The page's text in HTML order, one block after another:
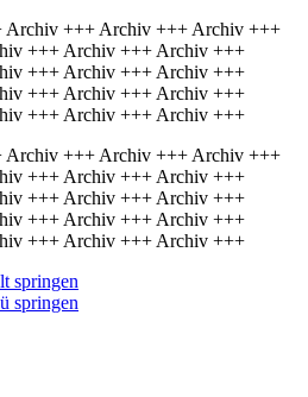
+++ Archiv +++ Archiv +++
+++ Archiv +++ Archiv +++
+++ Archiv +++ Archiv +++
+++ Archiv +++ Archiv +++
+++ Archiv +++ Archiv +++
+++ Archiv +++ Archiv +++
+++ Archiv +++ Archiv +++
+++ Archiv +++ Archiv +++
+++ Archiv +++ Archiv +++
+++ Archiv +++ Archiv +++
springen
springen